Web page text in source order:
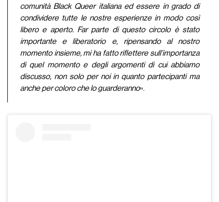
comunità Black Queer italiana ed essere in grado di
condividere tutte le nostre esperienze in modo così
libero e aperto. Far parte di questo circolo è stato
importante e liberatorio e, ripensando al nostro
momento insieme, mi ha fatto riflettere sull’importanza
di quel momento e degli argomenti di cui abbiamo
discusso, non solo per noi in quanto partecipanti ma
anche per coloro che lo guarderanno».